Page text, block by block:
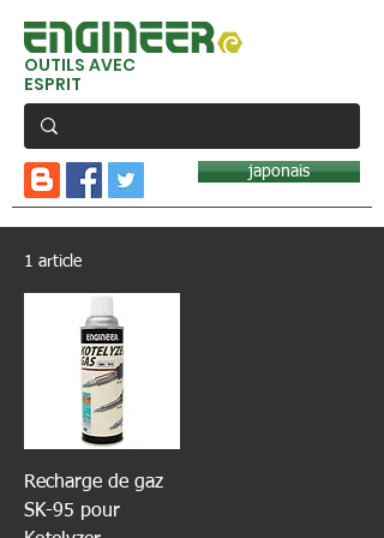
OUTILS AVEC
ESPRIT
japonais
1 article
Recharge de gaz
SK-95 pour